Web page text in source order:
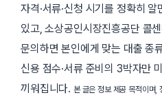
자격·서류·신청 시기를 정확히
있고, 소상공인시장진흥공단
문의하면 본인에게 맞는 대출 종
신용 점수·서류 준비의 3박자만
끼워집니다. 본 글은 정보 제공 목적이며,